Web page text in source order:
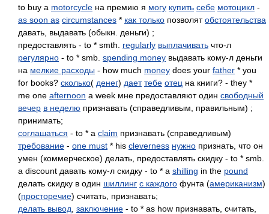
to buy a motorcycle на премию я могу купить себе мотоцикл -
as soon as circumstances * как только позволятобстоятельства
давать, выдавать (обыкн. деньги) ;
предоставлять - to * smth. regularly выплачивать что-л
регулярно - to * smb. spending money выдавать кому-л деньги
на мелкие расходы - how much money does your father * you
for books? сколько( денег) дает тебе отец на книги? - they *
me one afternoon a week мне предоставляют один свободный
вечер в неделю признавать (справедливым, правильным) ;
принимать;
соглашаться - to * a claim признавать (справедливым)
требование - one must * his cleverness нужно признать, что он
умен (коммерческое) делать, предоставлять скидку - to * smb.
a discount давать кому-л скидку - to * a shilling in the pound
делать скидку в один шиллинг с каждого фунта (американизм)
(просторечие) считать, признавать;
делать вывод заключение - to * as how признавать, считать,